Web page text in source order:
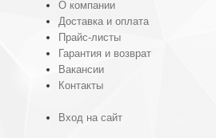
О компании
Доставка и оплата
Прайс-листы
Гарантия и возврат
Вакансии
Контакты
Вход на сайт